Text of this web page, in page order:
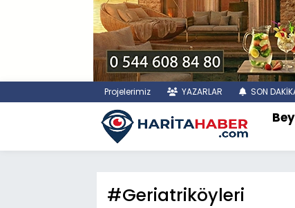
Projelerimiz YAZARLAR SON
#Geriatriköyleri